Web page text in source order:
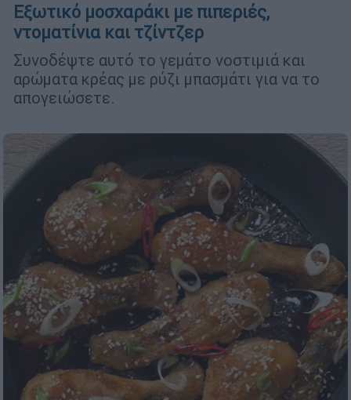
Εξωτικό μοσχαράκι με πιπεριές,
ντοματίνια και τζίντζερ
Συνοδέψτε αυτό το γεμάτο νοστιμιά και
αρώματα κρέας με ρύζι μπασμάτι για να το
απογειώσετε.